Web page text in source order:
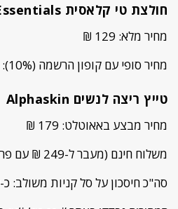
חולצת טי קלאסית adidas Essentials
מחיר מלא: 129 ₪
מחיר סופי עם קופון הרשמה (10%): 116 ₪
טייץ ריצה לנשים Alphaskin
מחיר מבצע באאוטלט: 179 ₪
משלוח חינם (מעבר ל-249 ₪ עם פריט נוסף)
סה"כ חיסכון על סל קניות משולב: כ-50 ₪ רק על המשלוח